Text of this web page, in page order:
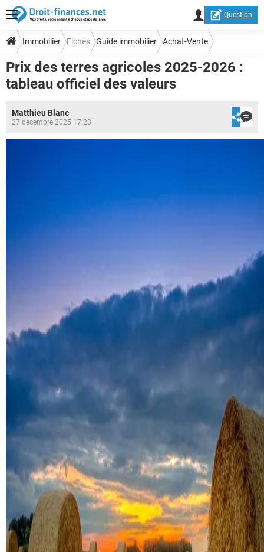
Question
Immobilier Fiches Guide immobilier Achat-Vente
Prix des terres agricoles 2025-2026 :
tableau officiel des valeurs
Matthieu Blanc
27 décembre 2025 17:23